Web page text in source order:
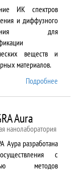
ИК спектров
и диффузного
для
веществ и
материалов.
Подробнее
Aura
нанолаборатория
Аура разработана
с
методов